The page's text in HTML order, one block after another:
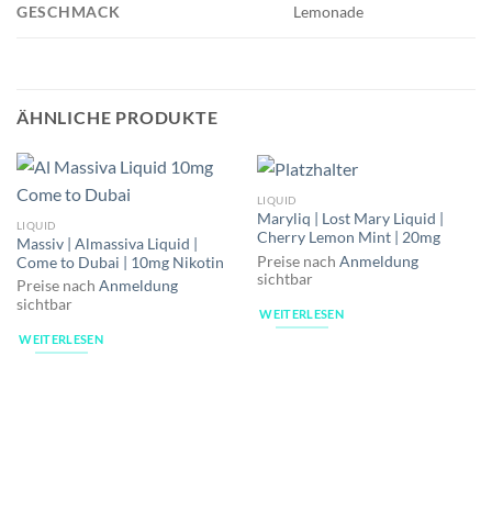
GESCHMACK Lemonade
ÄHNLICHE PRODUKTE
LIQUID
Massiv | Almassiva Liquid |
Come to Dubai | 10mg Nikotin
Preise nach Anmeldung
sichtbar
WEITERLESEN
LIQUID
Maryliq | Lost Mary Liquid |
Cherry Lemon Mint | 20mg
Preise nach Anmeldung
sichtbar
WEITERLESEN